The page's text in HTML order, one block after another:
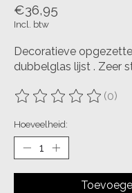
€36,95
Incl. btw
Decoratieve
dubbelglas lijst . Zeer
De beoordeling van dit
(0)
Hoeveelheid: